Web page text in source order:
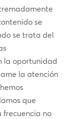
se
se trata del
la oportunidad
la atención
que
frecuencia no